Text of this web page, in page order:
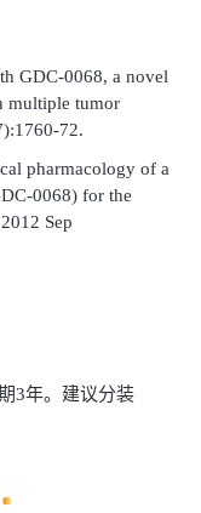
GDC-0068, a novel
multiple tumor
72.
pharmacology of a
0068) for the
Sep
3年。建议分装